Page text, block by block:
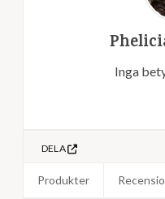
Inga
DELA
Produkter